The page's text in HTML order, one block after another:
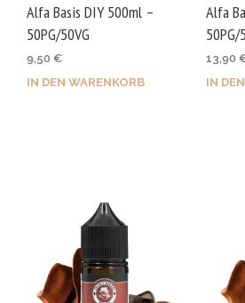
Alfa Basis DIY 500ml –
50PG/50VG
9,50 €
IN DEN WARENKORB
Alfa
50PG/
13,90
IN